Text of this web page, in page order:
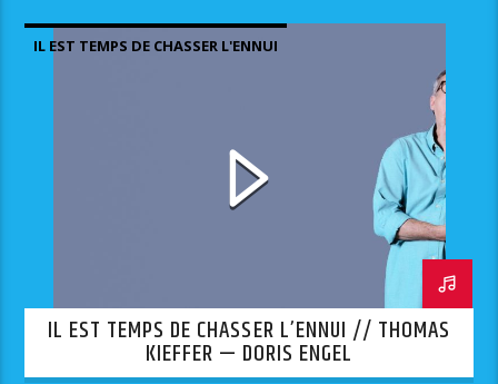
IL EST TEMPS DE CHASSER L'ENNUI
IL EST TEMPS DE CHASSER L’ENNUI // THOMAS
KIEFFER — DORIS ENGEL